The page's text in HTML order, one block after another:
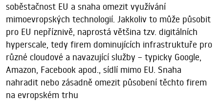
soběstačnost EU a snaha omezit využívání
mimoevropských technologií. Jakkoliv to může působit
pro EU nepříznivě, naprostá většina tzv. digitálních
hyperscale, tedy firem dominujících infrastruktuře pro
různé cloudové a navazující služby – typicky Google,
Amazon, Facebook apod., sídlí mimo EU. Snaha
nahradit nebo zásadně omezit působení těchto firem
na evropském trhu